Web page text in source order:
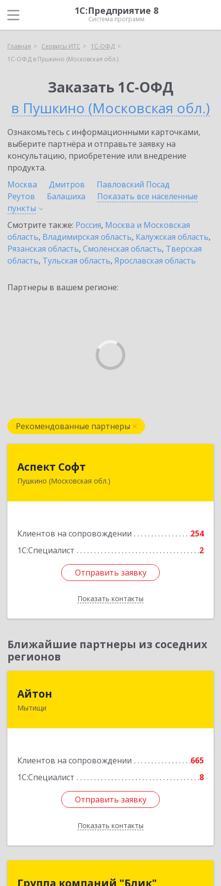
1С:Предприятие 8
Система программ
Главная Сервисы ИТС
1С-ОФД
1С-ОФД в Пушкино (Московская обл.)
Заказать 1С-ОФД
в Пушкино (Московская обл.)
Ознакомьтесь с информационными карточками,
выберите партнёра и отправьте заявку на
консультацию, приобретение или внедрение
продукта.
Москва
Дмитров
Павловский Посад
Реутов
Балашиха
Показать все населенные
пункты
Смотрите также: Россия, Москва и Московская
область, Владимирская область, Калужская область,
Рязанская область, Смоленская область, Тверская
область, Тульская область, Ярославская область
Партнеры в вашем регионе:
Рекомендованные партнеры
Аспект Софт
Пушкино (Московская обл.)
Клиентов на сопровождении
254
1С:Специалист
2
Отправить заявку
Показать контакты
141205, Московская обл, Пушкинский р-н,
Отправить заявку
Назад
Ближайшие партнеры из соседних
регионов
Айтон
Мытищи
Клиентов на сопровождении
665
1С:Специалист
8
Отправить заявку
Показать контакты
Отправить заявку
Назад
Группа компаний "Блик"
Группа компаний "Блик"